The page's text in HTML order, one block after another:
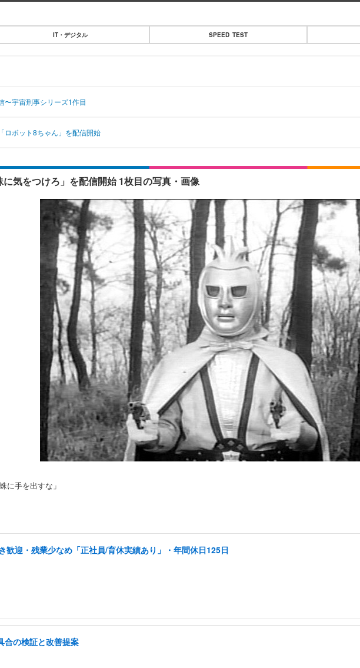
ショッピング
エンタメTOP
音楽
ショッピング
ライフTOP
ペット
IT・デジタル SPEED TEST
〜宇宙刑事シリーズ1作目
ロボット8ちゃん」を配信開始
気をつけろ」を配信開始 1枚目の写真・画像
手を出すな」
歓迎・残業少なめ「正社員/育休実績あり」・年間休日125日
合の検証と改善提案